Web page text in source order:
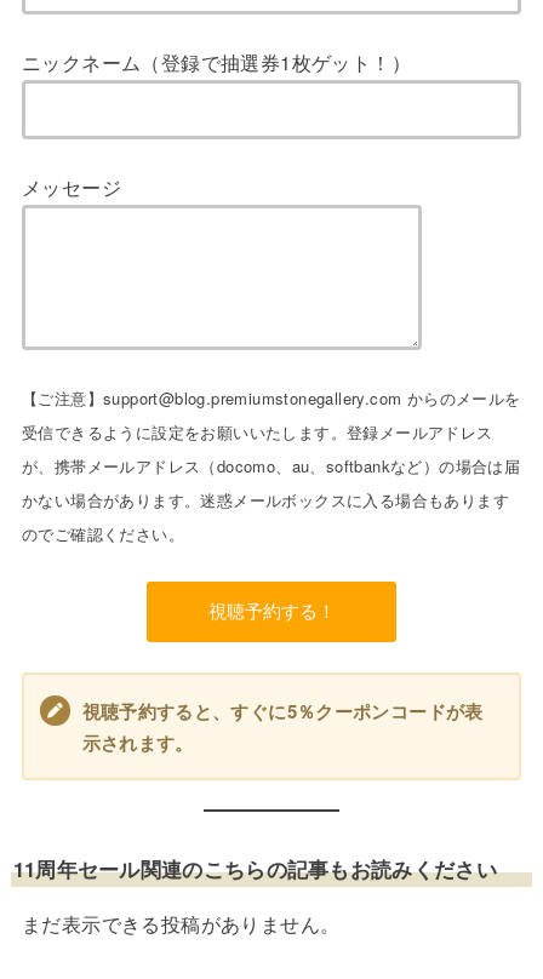
ニックネーム（登録で抽選券1枚ゲット！）
メッセージ
【ご注意】support@blog.premiumstonegallery.com からのメールを
受信できるように設定をお願いいたします。登録メールアドレス
が、携帯メールアドレス（docomo、au、softbankなど）の場合は届
かない場合があります。迷惑メールボックスに入る場合もあります
のでご確認ください。
視聴予約すると、すぐに5％クーポンコードが表
示されます。
11周年セール関連のこちらの記事もお読みください
まだ表示できる投稿がありません。